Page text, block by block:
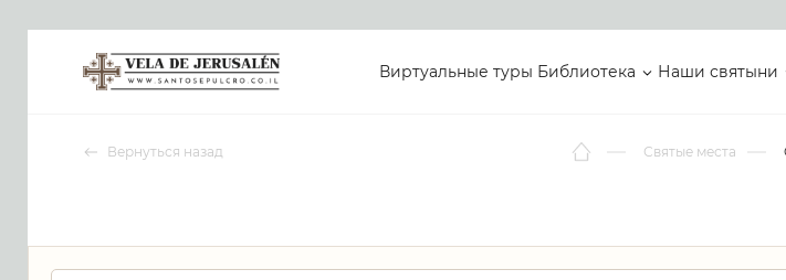
Виртуальные туры Библиотека Наши святыни
Вернуться назад Святые места